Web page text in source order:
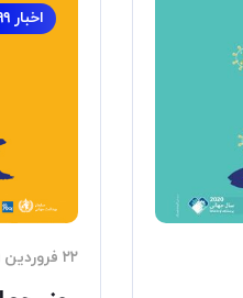
اخبار ۹۹
۲۲ فروردین ۱۳۹۹